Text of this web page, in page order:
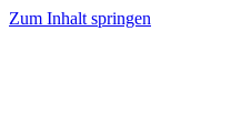
Zum Inhalt springen